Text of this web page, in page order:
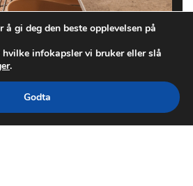
gi deg den beste opplevelsen på
infokapsler vi bruker eller slå
.
Godta